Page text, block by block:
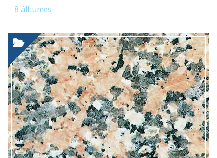
8 álbumes